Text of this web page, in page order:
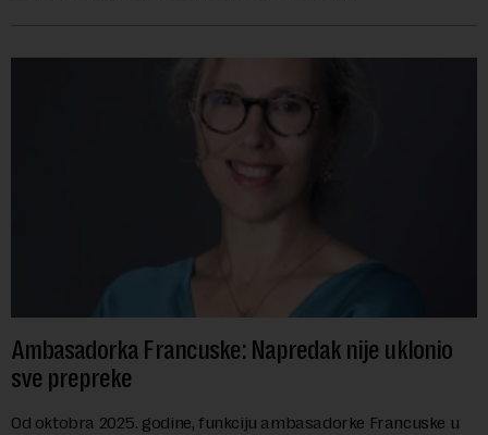
Ambasadorka Francuske: Napredak nije uklonio
sve prepreke
Od oktobra 2025. godine, funkciju ambasadorke Francuske u